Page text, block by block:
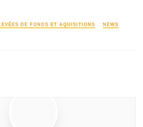
LEVÉES DE FONDS ET AQUISITIONS NEWS